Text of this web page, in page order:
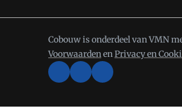
Cobouw is onderdeel van VMN
VoorwaardenenPrivacy en